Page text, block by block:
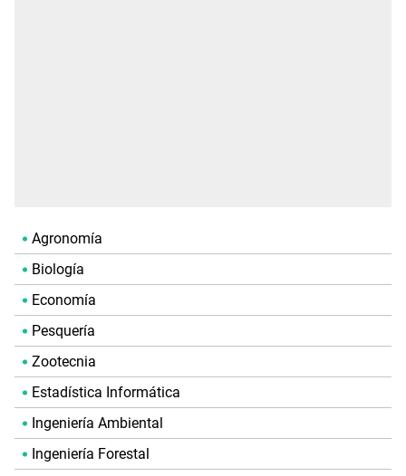
Agronomía
Biología
Economía
Pesquería
Zootecnia
Estadística Informática
Ingeniería Ambiental
Ingeniería Forestal